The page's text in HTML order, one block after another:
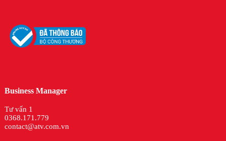
Business Manager
Tư vấn 1
0368.171.779
contact@atv.com.vn